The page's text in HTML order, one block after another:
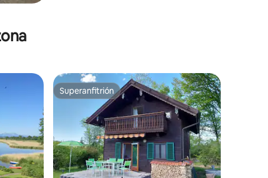
Superanfitrión
Superanfitrión